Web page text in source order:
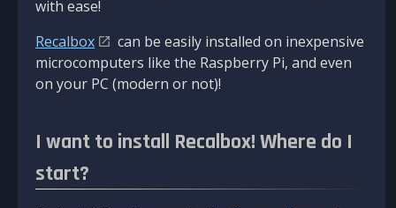
with ease!
Recalbox
can be easily installed on inexpensive
microcomputers like the Raspberry Pi, and even
on your PC (modern or not)!
I want to install Recalbox! Where do I
start?